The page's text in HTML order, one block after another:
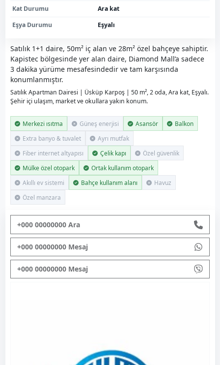
Satılık 1+1 daire, 50m² iç alan ve 28m² özel bahçeye sahiptir.
Kapistec bölgesinde yer alan daire, Diamond Mall’a sadece
3 dakika yürüme mesafesindedir ve tam karşısında
konumlanmıştır.
Satılık Apartman Dairesi | Üsküp Karpoş | 50 m², 2 oda, Ara kat, Eşyalı.
Şehir içi ulaşım, market ve okullara yakın konum.
Merkezi ısıtma Güneş enerjisi Asansör
Balkon
Extra banyo & tuvalet
Ayrı mutfak
Fiber internet altyapısı
Çelik kapı
Özel güvenlik
Mülke özel otopark
Ortak kullanım otopark
Akıllı ev sistemi
Bahçe kullanım alanı
Havuz
Özel manzara
+000 00000000 Ara
+000 00000000 Mesaj
+000 00000000 Mesaj
Kat Durumu
Ara kat
Eşya Durumu
Eşyalı